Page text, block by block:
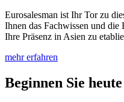
Eurosalesman ist Ihr Tor zu
Ihnen das Fachwissen und die
Ihre Präsenz in Asien zu
mehr erfahren
Beginnen Sie heute